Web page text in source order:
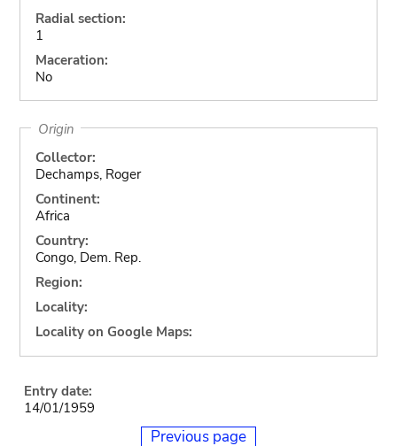
Radial section:
1
Maceration:
No
Origin
Collector:
Dechamps, Roger
Continent:
Africa
Country:
Congo, Dem. Rep.
Region:
Locality:
Locality on Google Maps:
Entry date:
14/01/1959
Previous page